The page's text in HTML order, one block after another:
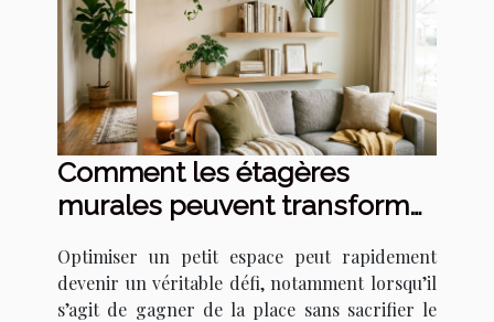
Comment les étagères
murales peuvent transformer
Optimiser un petit espace peut rapidement
devenir un véritable défi, notamment lorsqu’il
s’agit de gagner de la place sans sacrifier le